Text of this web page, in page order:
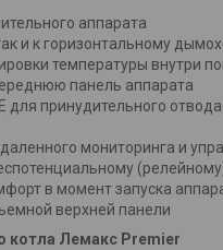
аппарата
и к горизонтальному
температуры внутри
панель аппарата
принудительного
мониторинга и
в момент запуска
верхней панели
котла Лемакс Premier